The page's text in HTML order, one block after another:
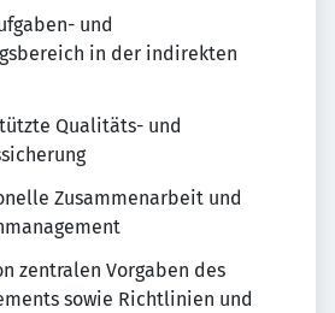
und
in der indirekten
Qualitäts- und
Zusammenarbeit und
zentralen Vorgaben des
sowie Richtlinien und